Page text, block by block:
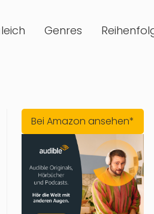
Genres
Bei Amazon ansehen*